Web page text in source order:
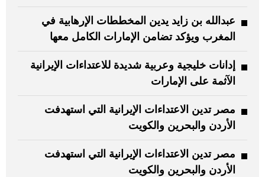
عبدالله بن زايد يدين المخططات الإرهابية في
المغرب ويؤكد تضامن الإمارات الكامل معها
إدانات خليجية وعربية شديدة للاعتداءات الإيرانية
الآثمة على الإمارات
مصر تدين الاعتداءات الإيرانية التي استهدفت
الأردن والبحرين والكويت
مصر تدين الاعتداءات الإيرانية التي استهدفت
الأردن والبحرين والكويت